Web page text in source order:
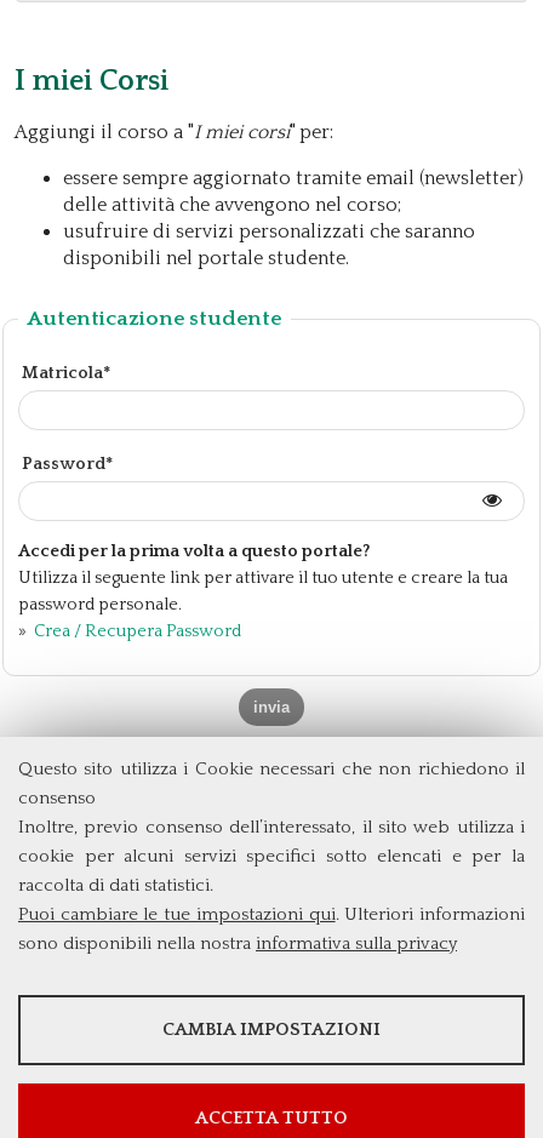
Questo sito utilizza i Cookie necessari che non richiedono il
consenso
Inoltre, previo consenso dell’interessato, il sito web utilizza i
cookie per alcuni servizi specifici sotto elencati e per la
raccolta di dati statistici.
Puoi cambiare le tue impostazioni qui. Ulteriori informazioni
sono disponibili nella nostra informativa sulla privacy
STATISTICHE
Mostra maggiori informazioni
CAMBIA IMPOSTAZIONI
ACCETTA TUTTO
I miei Corsi
Aggiungi il corso a "I miei corsi" per:
essere sempre aggiornato tramite email (newsletter)
delle attività che avvengono nel corso;
usufruire di servizi personalizzati che saranno
disponibili nel portale studente.
Autenticazione studente
Matricola*
Password*
Accedi per la prima volta a questo portale?
Utilizza il seguente link per attivare il tuo utente e creare la tua
password personale.
» Crea / Recupera Password
Università degli Studi di Roma Tor Vergata
Via Columbia, 2
00133 Roma (Italia)
Tel. +39 06 7259 3299/5837
biennio@clem.uniroma2.it